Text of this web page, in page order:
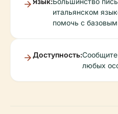
итальянском
помочь с
Доступность:Сообщите
любых